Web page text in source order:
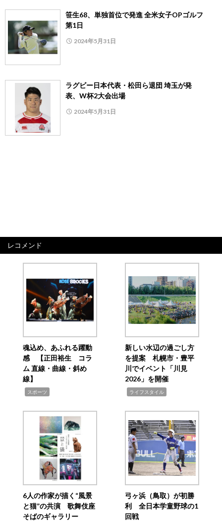
笹生68、単独首位で発進 全米女子OPゴルフ
第1日
2024年5月31日
ラグビー日本代表・松田ら退団 埼玉が発
表、W杯2大会出場
2024年5月31日
レコメンド
魂込め、あふれる躍動
感 【正田裕生 コラ
ム 直線・曲線・斜め
線】
スポーツ
新しい水辺の過ごし方
を提案 札幌市・豊平
川でイベント「川見
2026」を開催
ライフスタイル
6人の作家が描く“風景
と猫”の共演 歌舞伎座
そばのギャラリー
弓ヶ浜（鳥取）が初勝
利 全日本学童野球の1
回戦